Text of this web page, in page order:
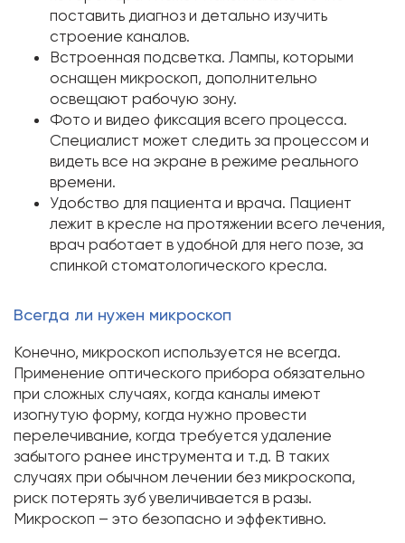
поставить диагноз и детально изучить
строение каналов.
Встроенная подсветка. Лампы, которыми
оснащен микроскоп, дополнительно
освещают рабочую зону.
Фото и видео фиксация всего процесса.
Специалист может следить за процессом и
видеть все на экране в режиме реального
времени.
Удобство для пациента и врача. Пациент
лежит в кресле на протяжении всего лечения,
врач работает в удобной для него позе, за
спинкой стоматологического кресла.
Всегда ли нужен микроскоп
Конечно, микроскоп используется не всегда.
Применение оптического прибора обязательно
при сложных случаях, когда каналы имеют
изогнутую форму, когда нужно провести
перелечивание, когда требуется удаление
забытого ранее инструмента и т.д. В таких
случаях при обычном лечении без микроскопа,
риск потерять зуб увеличивается в разы.
Микроскоп – это безопасно и эффективно.